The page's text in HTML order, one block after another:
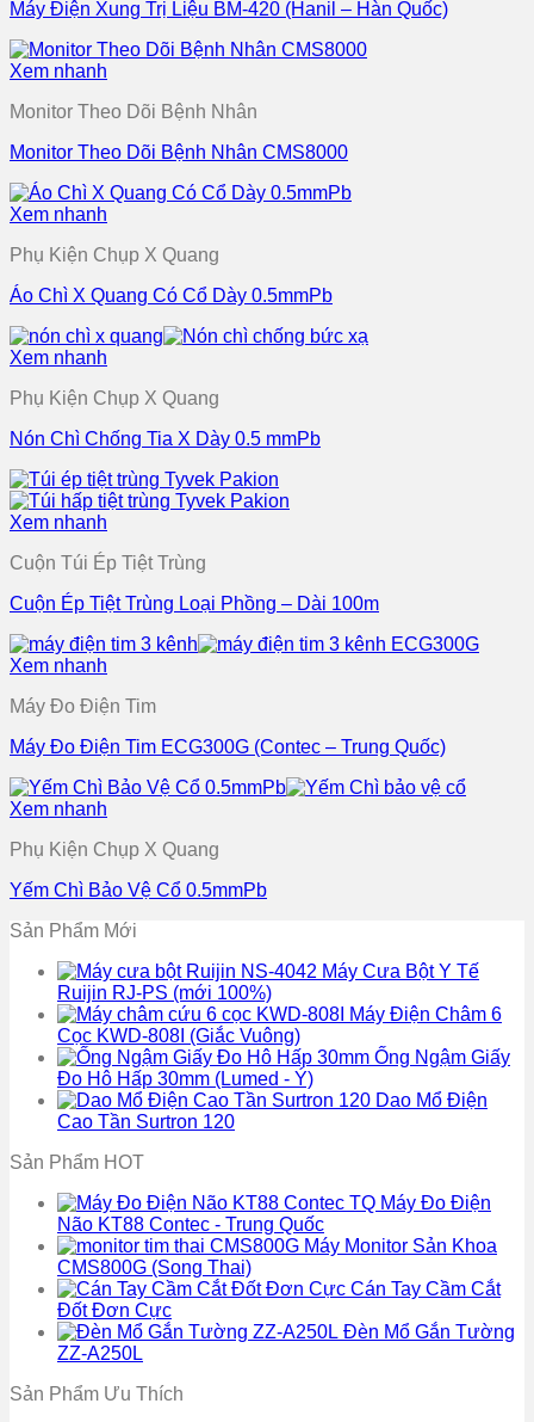
Máy Điện Xung Trị Liệu BM-420 (Hanil – Hàn Quốc)
Xem nhanh
Monitor Theo Dõi Bệnh Nhân
Monitor Theo Dõi Bệnh Nhân CMS8000
Xem nhanh
Phụ Kiện Chụp X Quang
Áo Chì X Quang Có Cổ Dày 0.5mmPb
Xem nhanh
Phụ Kiện Chụp X Quang
Nón Chì Chống Tia X Dày 0.5 mmPb
Xem nhanh
Cuộn Túi Ép Tiệt Trùng
Cuộn Ép Tiệt Trùng Loại Phồng – Dài 100m
Xem nhanh
Máy Đo Điện Tim
Máy Đo Điện Tim ECG300G (Contec – Trung Quốc)
Xem nhanh
Phụ Kiện Chụp X Quang
Yếm Chì Bảo Vệ Cổ 0.5mmPb
Sản Phẩm Mới
Máy Cưa Bột Y Tế
Ruijin RJ-PS (mới 100%)
Máy Điện Châm 6
Cọc KWD-808I (Giắc Vuông)
Ống Ngậm Giấy
Đo Hô Hấp 30mm (Lumed - Ý)
Dao Mổ Điện
Cao Tần Surtron 120
Sản Phẩm HOT
Máy Đo Điện
Não KT88 Contec - Trung Quốc
Máy Monitor Sản Khoa
CMS800G (Song Thai)
Cán Tay Cầm Cắt
Đốt Đơn Cực
Đèn Mổ Gắn Tường
ZZ-A250L
Sản Phẩm Ưu Thích